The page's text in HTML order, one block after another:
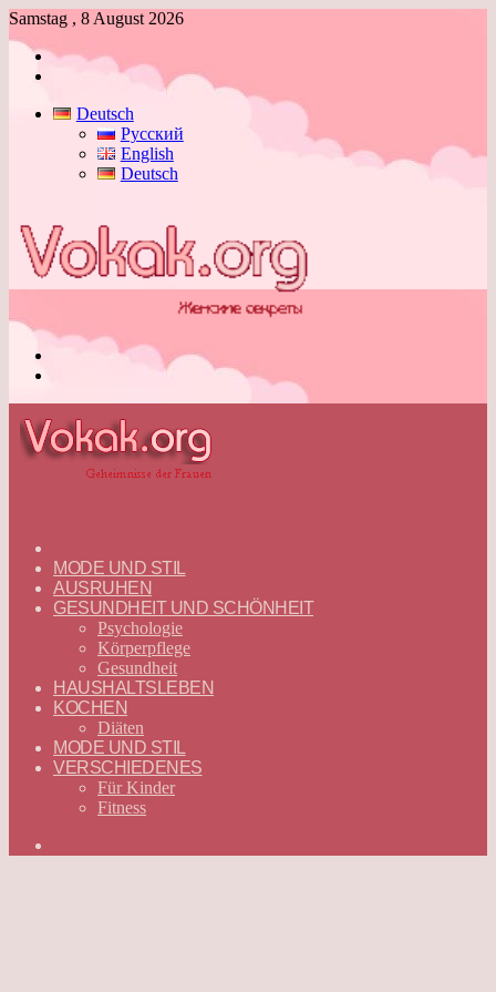
Samstag , 8 August 2026
Anmelden
Deutsch
Русский
English
Deutsch
—
DEUTSCH
MODE UND STIL
AUSRUHEN
GESUNDHEIT UND SCHÖNHEIT
Psychologie
Körperpflege
Gesundheit
HAUSHALTSLEBEN
KOCHEN
Diäten
MODE UND STIL
VERSCHIEDENES
Für Kinder
Fitness